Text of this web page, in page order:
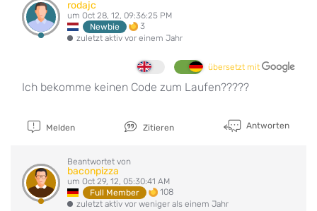
rodajc
um Oct 28, 12, 09:36:25 PM
Newbie
3
zuletzt aktiv vor einem Jahr
übersetzt mit
Ich bekomme keinen Code zum Laufen?????
Melden Zitieren Antworten
Beantwortet von
baconpizza
um Oct 29, 12, 05:30:41 AM
Full Member
108
zuletzt aktiv vor weniger als einem Jahr